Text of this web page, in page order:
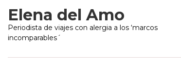
Elena del Amo
Periodista de viajes con alergia a los ‘marcos
incomparables´